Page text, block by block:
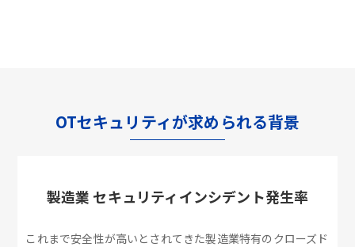
OTセキュリティが求められる背景
製造業 セキュリティインシデント発生率
これまで安全性が高いとされてきた製造業特有のクローズド